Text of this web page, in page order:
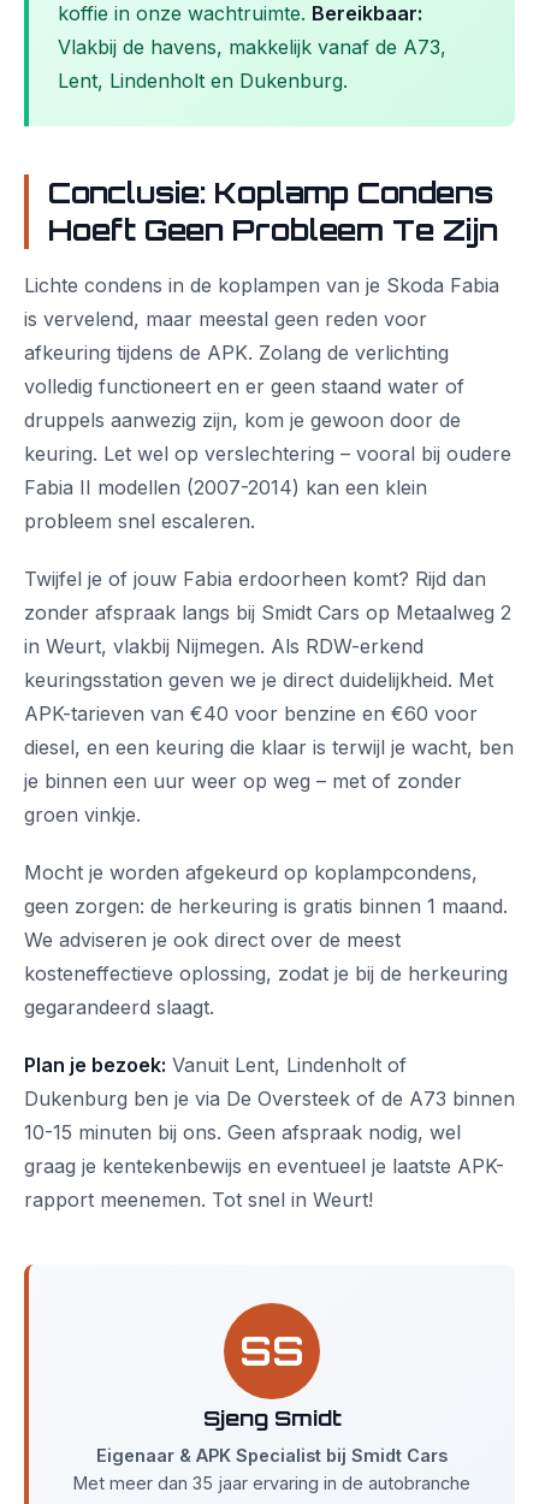
koffie in onze wachtruimte. Bereikbaar:
Vlakbij de havens, makkelijk vanaf de A73,
Lent, Lindenholt en Dukenburg.
Conclusie: Koplamp Condens
Hoeft Geen Probleem Te Zijn
Lichte condens in de koplampen van je Skoda Fabia
is vervelend, maar meestal geen reden voor
afkeuring tijdens de APK. Zolang de verlichting
volledig functioneert en er geen staand water of
druppels aanwezig zijn, kom je gewoon door de
keuring. Let wel op verslechtering – vooral bij oudere
Fabia II modellen (2007-2014) kan een klein
probleem snel escaleren.
Twijfel je of jouw Fabia erdoorheen komt? Rijd dan
zonder afspraak langs bij Smidt Cars op Metaalweg 2
in Weurt, vlakbij Nijmegen. Als RDW-erkend
keuringsstation geven we je direct duidelijkheid. Met
APK-tarieven van €40 voor benzine en €60 voor
diesel, en een keuring die klaar is terwijl je wacht, ben
je binnen een uur weer op weg – met of zonder
groen vinkje.
Mocht je worden afgekeurd op koplampcondens,
geen zorgen: de herkeuring is gratis binnen 1 maand.
We adviseren je ook direct over de meest
kosteneffectieve oplossing, zodat je bij de herkeuring
gegarandeerd slaagt.
Plan je bezoek: Vanuit Lent, Lindenholt of
Dukenburg ben je via De Oversteek of de A73 binnen
10-15 minuten bij ons. Geen afspraak nodig, wel
graag je kentekenbewijs en eventueel je laatste APK-
rapport meenemen. Tot snel in Weurt!
SS
Sjeng Smidt
Eigenaar & APK Specialist bij Smidt Cars
Met meer dan 35 jaar ervaring in de autobranche